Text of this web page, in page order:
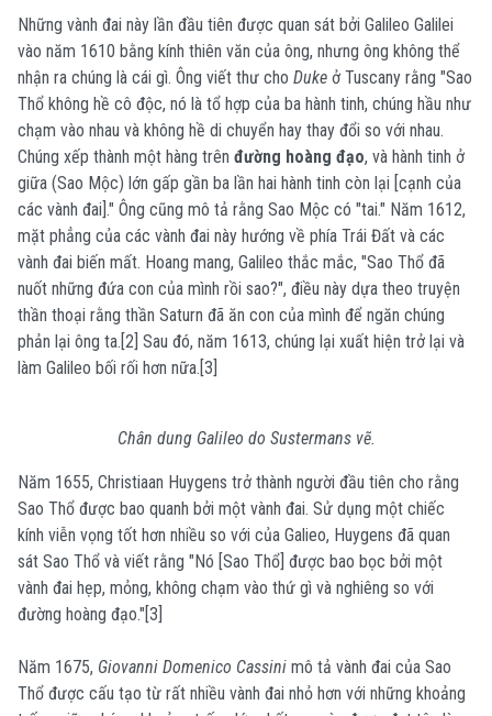
Những vành đai này lần đầu tiên được quan sát bởi Galileo Galilei
vào năm 1610 bằng kính thiên văn của ông, nhưng ông không thể
nhận ra chúng là cái gì. Ông viết thư cho Duke ở Tuscany rằng "Sao
Thổ không hề cô độc, nó là tổ hợp của ba hành tinh, chúng hầu như
chạm vào nhau và không hề di chuyển hay thay đổi so với nhau.
Chúng xếp thành một hàng trên đường hoàng đạo, và hành tinh ở
giữa (Sao Mộc) lớn gấp gần ba lần hai hành tinh còn lại [cạnh của
các vành đai]." Ông cũng mô tả rằng Sao Mộc có "tai." Năm 1612,
mặt phẳng của các vành đai này hướng về phía Trái Đất và các
vành đai biến mất. Hoang mang, Galileo thắc mắc, "Sao Thổ đã
nuốt những đứa con của mình rồi sao?", điều này dựa theo truyện
thần thoại rằng thần Saturn đã ăn con của mình để ngăn chúng
phản lại ông ta.[2] Sau đó, năm 1613, chúng lại xuất hiện trở lại và
làm Galileo bối rối hơn nữa.[3]
Chân dung Galileo do Sustermans vẽ.
Năm 1655, Christiaan Huygens trở thành người đầu tiên cho rằng
Sao Thổ được bao quanh bởi một vành đai. Sử dụng một chiếc
kính viễn vọng tốt hơn nhiều so với của Galieo, Huygens đã quan
sát Sao Thổ và viết rằng "Nó [Sao Thổ] được bao bọc bởi một
vành đai hẹp, mỏng, không chạm vào thứ gì và nghiêng so với
đường hoàng đạo."[3]
Năm 1675, Giovanni Domenico Cassini mô tả vành đai của Sao
Thổ được cấu tạo từ rất nhiều vành đai nhỏ hơn với những khoảng